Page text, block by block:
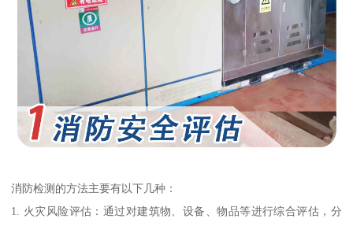
消防检测的方法主要有以下几种：
1. 火灾风险评估：通过对建筑物、设备、物品等进行综合评估，分